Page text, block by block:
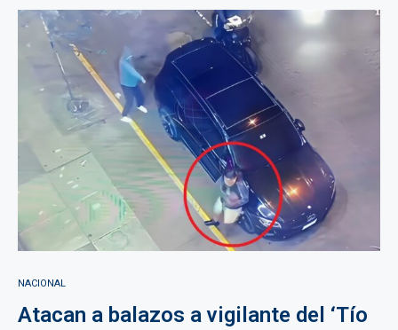
NACIONAL
Atacan a balazos a vigilante del ‘Tío